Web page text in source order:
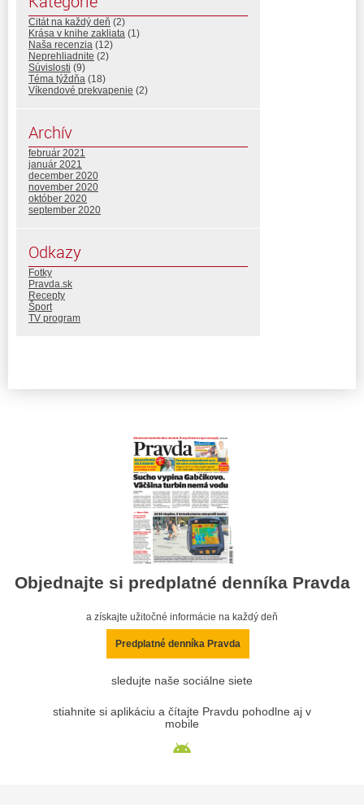
Citát na každý deň (2)
Krása v knihe zakliata (1)
Naša recenzia (12)
Neprehliadnite (2)
Súvislosti (9)
Téma týždňa (18)
Víkendové prekvapenie (2)
Archív
február 2021
január 2021
december 2020
november 2020
október 2020
september 2020
Odkazy
Fotky
Pravda.sk
Recepty
Šport
TV program
Objednajte si predplatné denníka Pravda
a získajte užitočné informácie na každý deň
Predplatné denníka Pravda
sledujte naše sociálne siete
stiahnite si aplikáciu a čítajte Pravdu pohodlne aj v
mobile